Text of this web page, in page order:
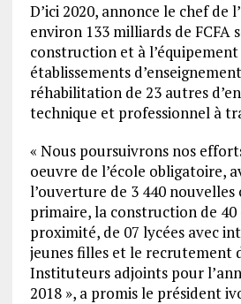
D’ici 2020, annonce le chef de
environ 133 milliards de FCFA
construction et à
établissements
réhabilitation de 23 autres
technique et professionnel à
« Nous poursuivrons nos
oeuvre de l’école obligatoire,
l’ouverture de 3 440 nouvelles
primaire, la construction de 40
proximité, de 07 lycées avec
jeunes filles et le recrutement
Instituteurs adjoints pour
2018 », a promis le président